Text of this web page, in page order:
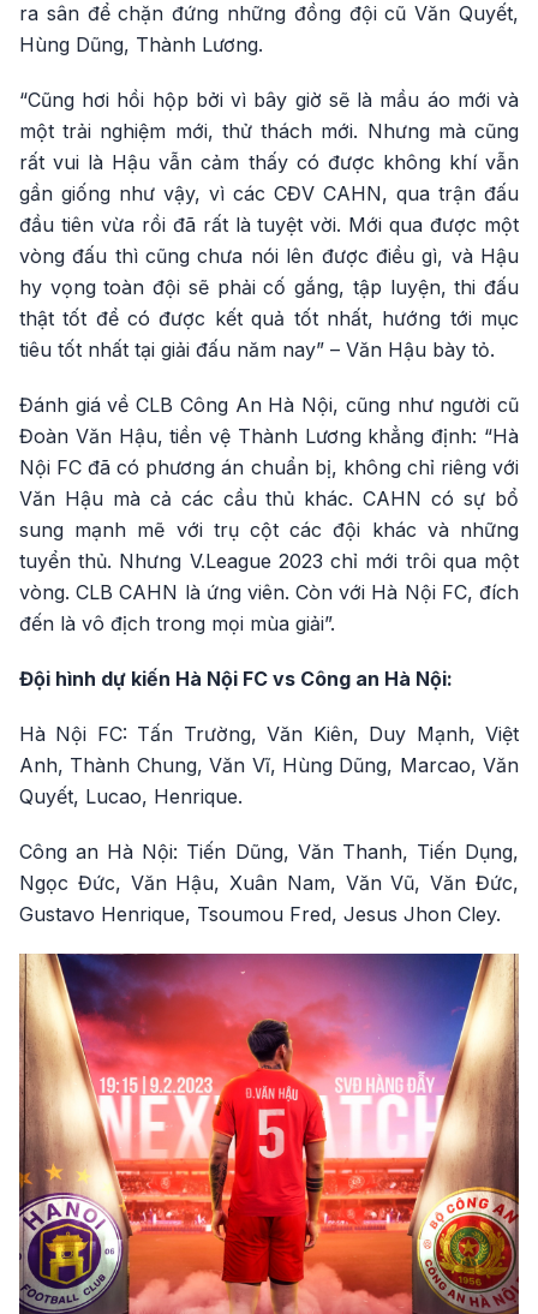
ra sân để chặn đứng những đồng đội cũ Văn Quyết,
Hùng Dũng, Thành Lương.
“Cũng hơi hồi hộp bởi vì bây giờ sẽ là mầu áo mới và
một trải nghiệm mới, thử thách mới. Nhưng mà cũng
rất vui là Hậu vẫn cảm thấy có được không khí vẫn
gần giống như vậy, vì các CĐV CAHN, qua trận đấu
đầu tiên vừa rồi đã rất là tuyệt vời. Mới qua được một
vòng đấu thì cũng chưa nói lên được điều gì, và Hậu
hy vọng toàn đội sẽ phải cố gắng, tập luyện, thi đấu
thật tốt để có được kết quả tốt nhất, hướng tới mục
tiêu tốt nhất tại giải đấu năm nay” – Văn Hậu bày tỏ.
Đánh giá về CLB Công An Hà Nội, cũng như người cũ
Đoàn Văn Hậu, tiền vệ Thành Lương khẳng định: “Hà
Nội FC đã có phương án chuẩn bị, không chỉ riêng với
Văn Hậu mà cả các cầu thủ khác. CAHN có sự bổ
sung mạnh mẽ với trụ cột các đội khác và những
tuyển thủ. Nhưng V.League 2023 chỉ mới trôi qua một
vòng. CLB CAHN là ứng viên. Còn với Hà Nội FC, đích
đến là vô địch trong mọi mùa giải”.
Đội hình dự kiến Hà Nội FC vs Công an Hà Nội:
Hà Nội FC: Tấn Trường, Văn Kiên, Duy Mạnh, Việt
Anh, Thành Chung, Văn Vĩ, Hùng Dũng, Marcao, Văn
Quyết, Lucao, Henrique.
Công an Hà Nội: Tiến Dũng, Văn Thanh, Tiến Dụng,
Ngọc Đức, Văn Hậu, Xuân Nam, Văn Vũ, Văn Đức,
Gustavo Henrique, Tsoumou Fred, Jesus Jhon Cley.